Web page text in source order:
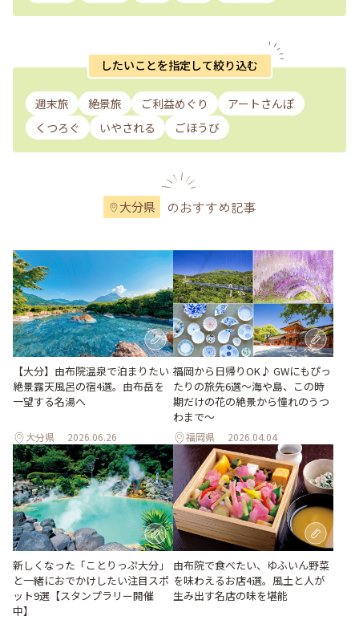
したいことを指定して絞り込む
週末旅 絶景旅 ご利益めぐり
アートさんぽ
くつろぐ
いやされる ごほうび
大分県 のおすすめ記事
【大分】由布院温泉で泊まりたい
絶景露天風呂の宿4選。由布岳を
一望する名湯へ
大分県 2026.06.26
福岡から日帰りOK♪ GWにもぴっ
たりの旅先6選〜海や島、この時
期だけの花の絶景から憧れのうつ
わまで〜
福岡県 2026.04.04
新しくなった「ことりっぷ大分」
と一緒におでかけしたい注目スポ
ット9選【スタンプラリー開催
中】
由布院で食べたい、ゆふいん野菜
を味わえるお店4選。風土と人が
生み出す名店の味を堪能